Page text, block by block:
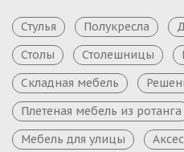
Стулья Полукресла
Столы
Столешницы
Складная мебель
Плетеная мебель из ротанга
Мебель для улицы